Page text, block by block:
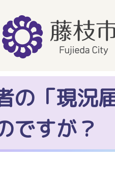
の「現況
ですが？